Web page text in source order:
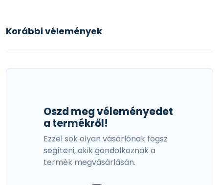
Korábbi vélemények
Oszd meg véleményedet
a termékről!
Ezzel sok olyan vásárlónak fogsz
segíteni, akik gondolkoznak a
termék megvásárlásán.